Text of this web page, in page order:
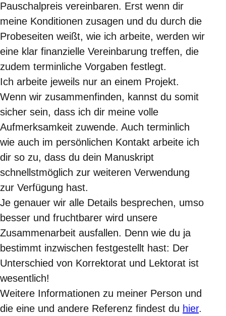
Pauschalpreis vereinbaren. Erst wenn dir
meine Konditionen zusagen und du durch die
Probeseiten weißt, wie ich arbeite, werden wir
eine klar finanzielle Vereinbarung treffen, die
zudem terminliche Vorgaben festlegt.
Ich arbeite jeweils nur an einem Projekt.
Wenn wir zusammenfinden, kannst du somit
sicher sein, dass ich dir meine volle
Aufmerksamkeit zuwende. Auch terminlich
wie auch im persönlichen Kontakt arbeite ich
dir so zu, dass du dein Manuskript
schnellstmöglich zur weiteren Verwendung
zur Verfügung hast.
Je genauer wir alle Details besprechen, umso
besser und fruchtbarer wird unsere
Zusammenarbeit ausfallen. Denn wie du ja
bestimmt inzwischen festgestellt hast: Der
Unterschied von Korrektorat und Lektorat ist
wesentlich!
Weitere Informationen zu meiner Person und
die eine und andere Referenz findest du hier.